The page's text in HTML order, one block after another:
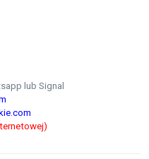
lub Signal